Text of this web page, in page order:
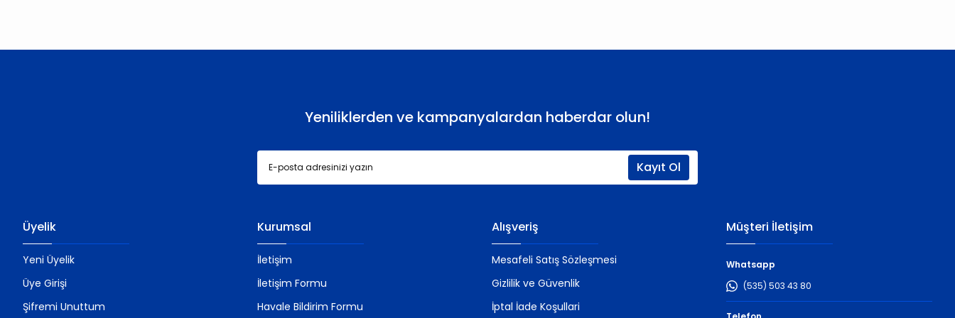
Ürün bilgilerinde hatalar bulunuyor.
Gönder
Yeniliklerden ve kampanyalardan haberdar olun!
Kayıt Ol
Üyelik
Yeni Üyelik
Üye Girişi
Şifremi Unuttum
Kurumsal
İletişim
İletişim Formu
Havale Bildirim Formu
Alışveriş
Mesafeli Satış Sözleşmesi
Gizlilik ve Güvenlik
İptal İade Koşullari
Müşteri İletişim
Whatsapp
(535) 503 43 80